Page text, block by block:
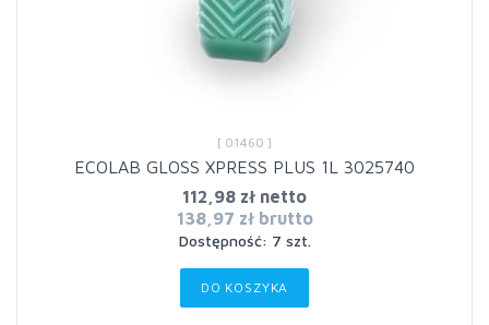
[ 01460 ]
ECOLAB GLOSS XPRESS PLUS 1L 3025740
112,98 zł netto
138,97 zł brutto
Dostępność: 7 szt.
DO KOSZYKA